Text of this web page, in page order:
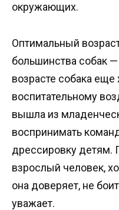
окружающих.
Оптимальный
большинства собак
возрасте собака
воспитательному
вышла из
воспринимать
дрессировку детям.
взрослый человек,
она доверяет, не
уважает.